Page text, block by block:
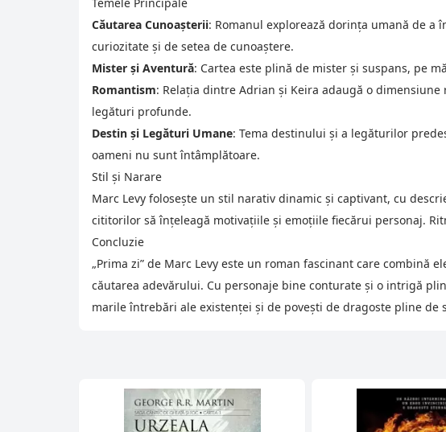
Căutarea Cunoașterii: Romanul explorează dorința umană de
curiozitate și de setea de cunoaștere.
Mister și Aventură: Cartea este plină de mister și suspans, pe
Romantism: Relația dintre Adrian și Keira adaugă o
legături profunde.
Destin și Legături Umane: Tema destinului și a legăturilor
oameni nu sunt întâmplătoare.
Stil și Narare
Marc Levy folosește un stil narativ dinamic și captivant, cu
cititorilor să înțeleagă motivațiile și emoțiile fiecărui personaj.
Concluzie
„Prima zi” de Marc Levy este un roman fascinant care
căutarea adevărului. Cu personaje bine conturate și o intrigă
marile întrebări ale existenței și de povești de dragoste pline de